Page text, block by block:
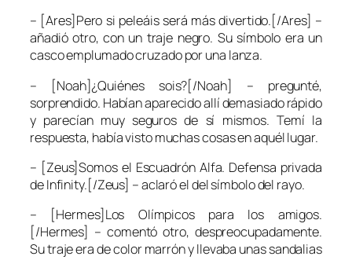
– [Ares]Pero si peleáis será más divertido.[/Ares] –
añadió otro, con un traje negro. Su símbolo era un
casco emplumado cruzado por una lanza.
– [Noah]¿Quiénes sois?[/Noah] – pregunté,
sorprendido. Habían aparecido allí demasiado rápido
y parecían muy seguros de sí mismos. Temí la
respuesta, había visto muchas cosas en aquél lugar.
– [Zeus]Somos el Escuadrón Alfa. Defensa privada
de Infinity.[/Zeus] – aclaró el del símbolo del rayo.
– [Hermes]Los Olímpicos para los amigos.
[/Hermes] – comentó otro, despreocupadamente.
Su traje era de color marrón y llevaba unas sandalias